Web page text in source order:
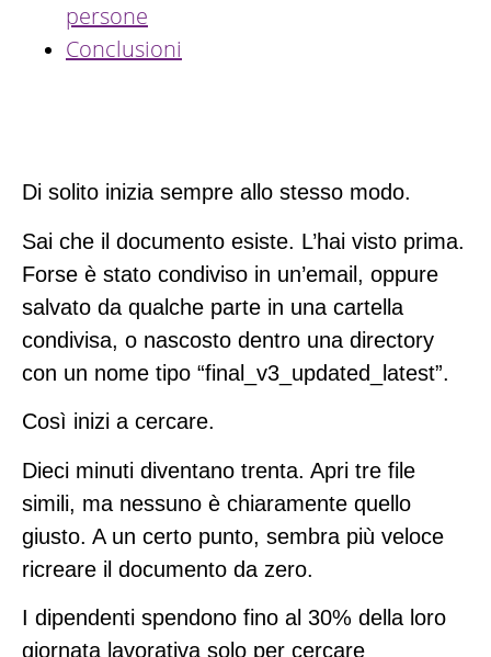
persone
Conclusioni
Di solito inizia sempre allo stesso modo.
Sai che il documento esiste. L’hai visto prima.
Forse è stato condiviso in un’email, oppure
salvato da qualche parte in una cartella
condivisa, o nascosto dentro una directory
con un nome tipo “final_v3_updated_latest”.
Così inizi a cercare.
Dieci minuti diventano trenta. Apri tre file
simili, ma nessuno è chiaramente quello
giusto. A un certo punto, sembra più veloce
ricreare il documento da zero.
I dipendenti spendono fino al 30% della loro
giornata lavorativa solo per cercare